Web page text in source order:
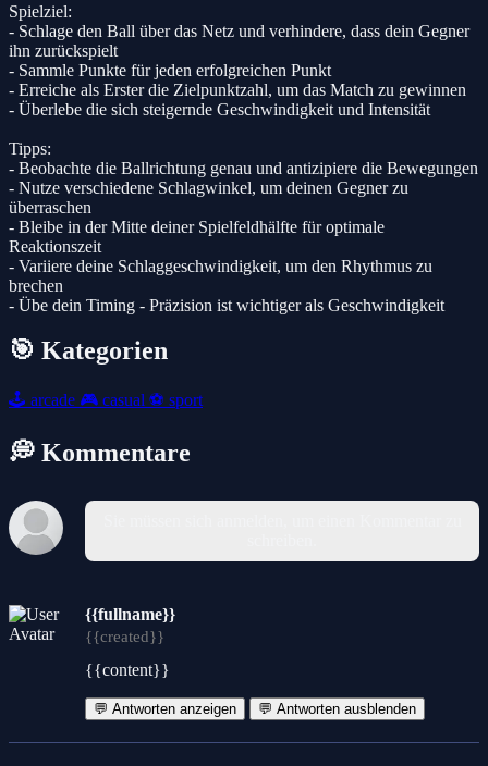
Spielziel:
- Schlage den Ball über das Netz und verhindere, dass dein Gegner
ihn zurückspielt
- Sammle Punkte für jeden erfolgreichen Punkt
- Erreiche als Erster die Zielpunktzahl, um das Match zu gewinnen
- Überlebe die sich steigernde Geschwindigkeit und Intensität
Tipps:
- Beobachte die Ballrichtung genau und antizipiere die Bewegungen
- Nutze verschiedene Schlagwinkel, um deinen Gegner zu
überraschen
- Bleibe in der Mitte deiner Spielfeldhälfte für optimale
Reaktionszeit
- Variiere deine Schlaggeschwindigkeit, um den Rhythmus zu
brechen
- Übe dein Timing - Präzision ist wichtiger als Geschwindigkeit
🎯 Kategorien
🕹️ arcade 🎮 casual ⚽ sport
💭 Kommentare
{{fullname}}
{{created}}
{{content}}
💬 Antworten anzeigen 💬 Antworten ausblenden